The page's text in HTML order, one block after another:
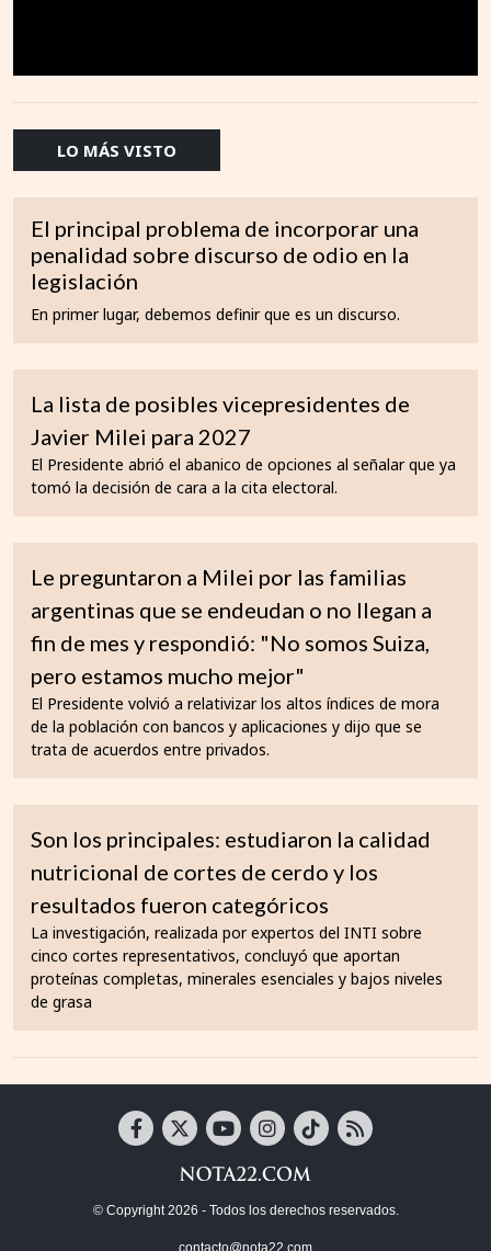
LO MÁS VISTO
El principal problema de incorporar una
penalidad sobre discurso de odio en la
legislación
En primer lugar, debemos definir que es un discurso.
La lista de posibles vicepresidentes de
Javier Milei para 2027
El Presidente abrió el abanico de opciones al señalar que ya
tomó la decisión de cara a la cita electoral.
Le preguntaron a Milei por las familias
argentinas que se endeudan o no llegan a
fin de mes y respondió: "No somos Suiza,
pero estamos mucho mejor"
El Presidente volvió a relativizar los altos índices de mora
de la población con bancos y aplicaciones y dijo que se
trata de acuerdos entre privados.
Son los principales: estudiaron la calidad
nutricional de cortes de cerdo y los
resultados fueron categóricos
La investigación, realizada por expertos del INTI sobre
cinco cortes representativos, concluyó que aportan
proteínas completas, minerales esenciales y bajos niveles
de grasa
© Copyright 2026 - Todos los derechos reservados.
contacto@nota22.com